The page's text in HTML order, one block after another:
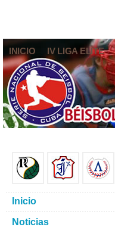
INICIO IV LIGA ELITE
Inicio
Noticias